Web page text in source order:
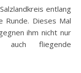
Dieses Mal
ihm nicht nur
auch fliegende